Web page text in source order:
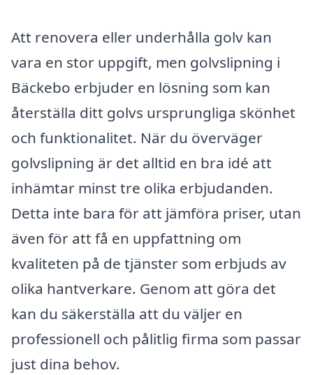
Att renovera eller underhålla golv kan
vara en stor uppgift, men golvslipning i
Bäckebo erbjuder en lösning som kan
återställa ditt golvs ursprungliga skönhet
och funktionalitet. När du överväger
golvslipning är det alltid en bra idé att
inhämtar minst tre olika erbjudanden.
Detta inte bara för att jämföra priser, utan
även för att få en uppfattning om
kvaliteten på de tjänster som erbjuds av
olika hantverkare. Genom att göra det
kan du säkerställa att du väljer en
professionell och pålitlig firma som passar
just dina behov.